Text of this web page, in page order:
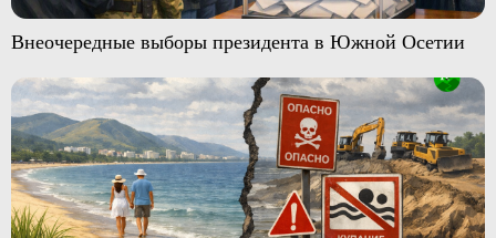
Внеочередные выборы президента в Южной Осетии